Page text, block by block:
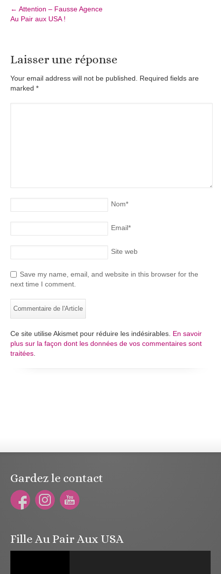
← Attention – Fausse Agence
Au Pair aux USA !
Laisser une réponse
Your email address will not be published. Required fields are
marked*
Nom*
Email*
Site web
Save my name, email, and website in this browser for the
next time I comment.
Ce site utilise Akismet pour réduire les indésirables. En savoir
plus sur la façon dont les données de vos commentaires sont
traitées
Gardez le contact
Fille Au Pair Aux USA